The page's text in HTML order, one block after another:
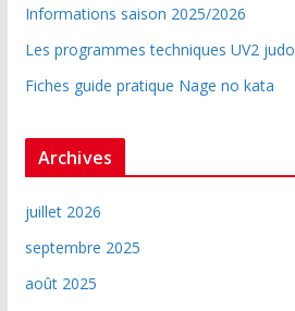
Informations saison 2025/2026
Les programmes techniques UV2 judo
Fiches guide pratique Nage no kata
Archives
juillet 2026
septembre 2025
août 2025